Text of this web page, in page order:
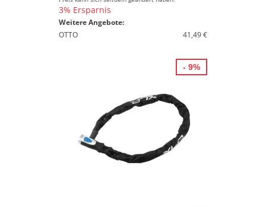
3% Ersparnis
Weitere Angebote:
OTTO
41,49 €
- 9%